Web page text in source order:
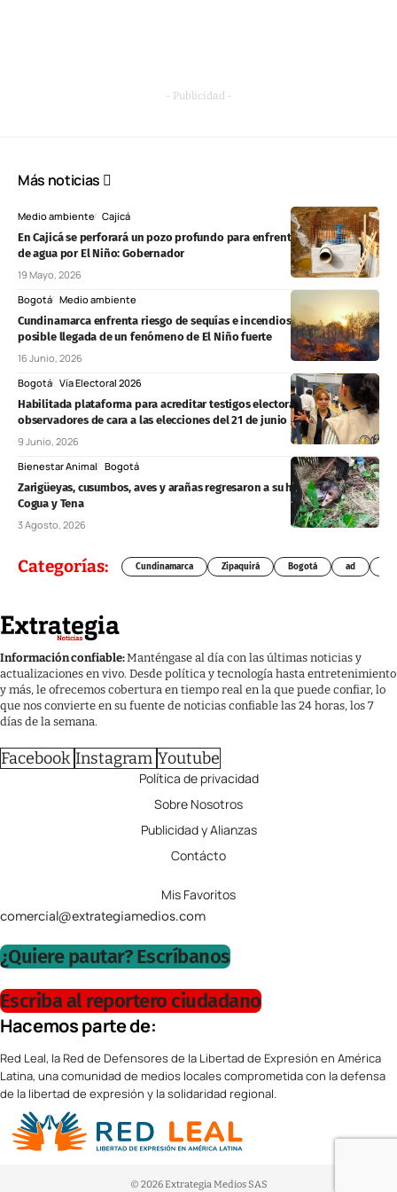
- Publicidad -
Más noticias
Medio ambiente Cajicá
En Cajicá se perforará un pozo profundo para enfrentar posible crisis
de agua por El Niño: Gobernador
19 Mayo, 2026
Bogotá Medio ambiente
Cundinamarca enfrenta riesgo de sequías e incendios forestales ante
posible llegada de un fenómeno de El Niño fuerte
16 Junio, 2026
Bogotá Vía Electoral 2026
Habilitada plataforma para acreditar testigos electorales y
observadores de cara a las elecciones del 21 de junio
9 Junio, 2026
Bienestar Animal Bogotá
Zarigüeyas, cusumbos, aves y arañas regresaron a su hábitat natural en
Cogua y Tena
3 Agosto, 2026
Categorías: Cundinamarca Zipaquirá Bogotá ad
Información confiable:Manténgase al día con las últimas noticias y
actualizaciones en vivo. Desde política y tecnología hasta entretenimiento
y más, le ofrecemos cobertura en tiempo real en la que puede confiar, lo
que nos convierte en su fuente de noticias confiable las 24 horas, los 7
días de la semana.
Facebook Instagram Youtube
Política de privacidad
Sobre Nosotros
Publicidad y Alianzas
Contácto
Mis Favoritos
comercial@extrategiamedios.com
¿Quiere pautar? Escríbanos
Escriba al reportero ciudadano
Hacemos parte de:
Red Leal, la Red de Defensores de la Libertad de Expresión en América
Latina, una comunidad de medios locales comprometida con la defensa
de la libertad de expresión y la solidaridad regional.
© 2026 Extrategia Medios SAS